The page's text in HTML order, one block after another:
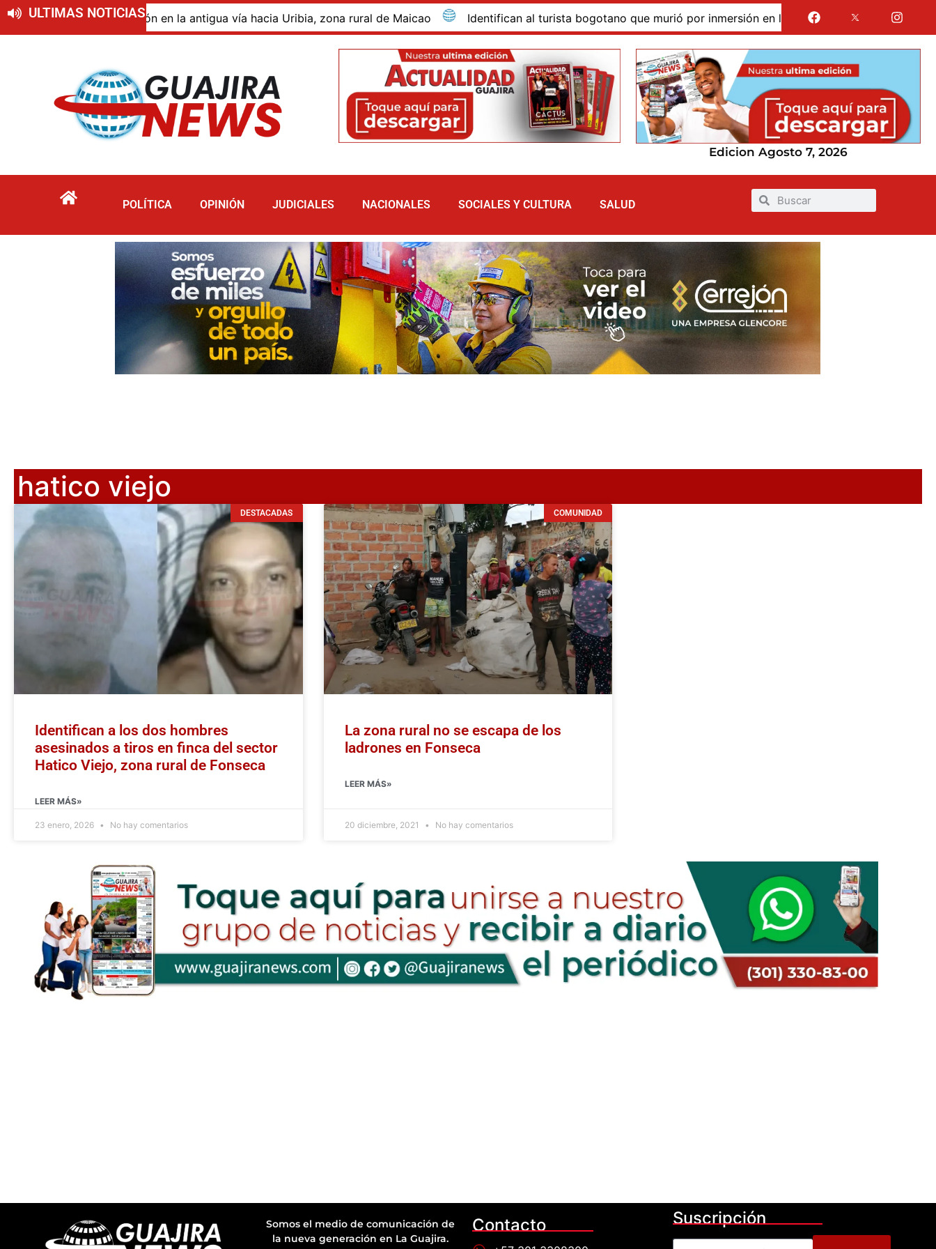
ULTIMAS NOTICIAS
descomposición en la antigua vía hacia Uribia, zona rural de Maicao Identifican al turista bogotano que murió por inmersión en las dunas de Taroa; su cuerpo
Edicion Agosto 7, 2026
POLÍTICA OPINIÓN JUDICIALES NACIONALES SOCIALES Y CULTURA SALUD
hatico viejo
DESTACADAS
Identifican a los dos hombres
asesinados a tiros en finca del sector
Hatico Viejo, zona rural de Fonseca
LEER MÁS»
23 enero, 2026 No hay comentarios
COMUNIDAD
La zona rural no se escapa de los
ladrones en Fonseca
LEER MÁS»
20 diciembre, 2021 No hay comentarios
Somos el medio de comunicación de
la nueva generación en La Guajira.
Contacto Suscripción